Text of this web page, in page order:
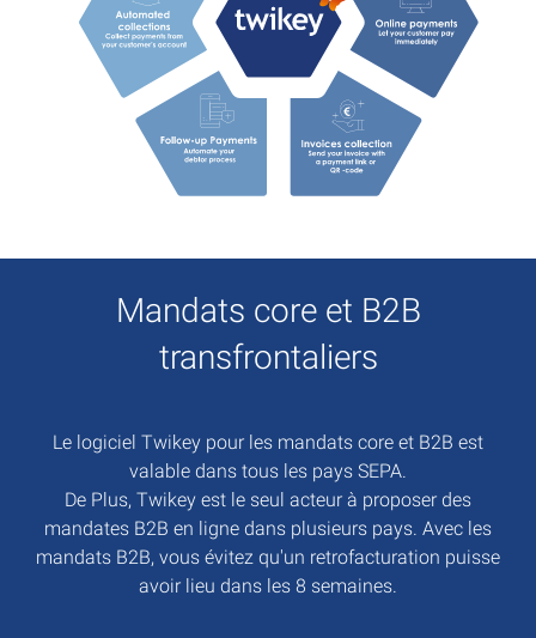
Mandats core et B2B
transfrontaliers
Le logiciel Twikey pour les mandats core et B2B est
valable dans tous les pays SEPA.
De Plus, Twikey est le seul acteur à proposer des
mandates B2B en ligne dans plusieurs pays. Avec les
mandats B2B, vous évitez qu'un retrofacturation puisse
avoir lieu dans les 8 semaines.